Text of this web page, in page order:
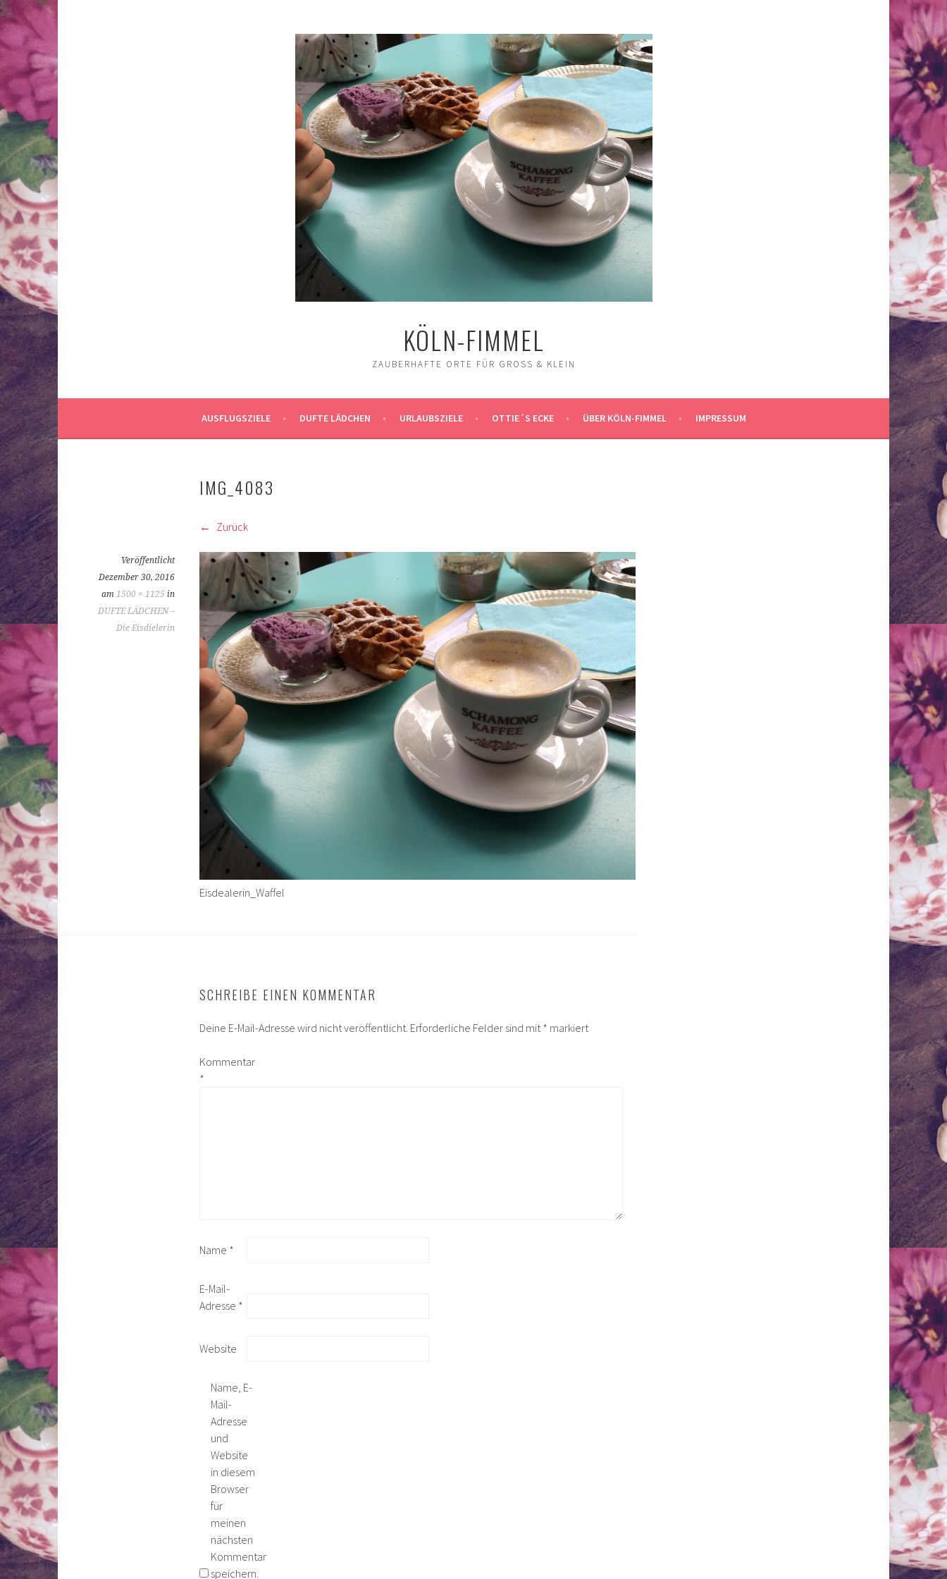
KÖLN-FIMMEL
ZAUBERHAFTE ORTE FÜR GROSS & KLEIN
AUSFLUGSZIELE DUFTE LÄDCHEN URLAUBSZIELE OTTIE´S ECKE ÜBER KÖLN-FIMMEL IMPRESSUM
IMG_4083
Zurück
Veröffentlicht
Dezember 30, 2016
am 1500 × 1125 in
DUFTE LÄDCHEN –
Die Eisdielerin
Eisdealerin_Waffel
SCHREIBE EINEN KOMMENTAR
Deine E-Mail-Adresse wird nicht veröffentlicht. Erforderliche Felder sind mit* markiert
Kommentar
*
Name *
E-Mail-
Adresse *
Website
Name, E-
Mail-
Adresse
und
Website
in diesem
Browser
für
meinen
nächsten
Kommentar
speichern.